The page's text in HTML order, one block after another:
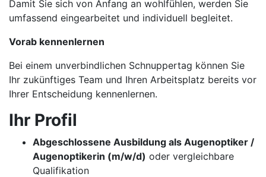
Damit Sie sich von Anfang an wohlfühlen, werden Sie
umfassend eingearbeitet und individuell begleitet.
Vorab kennenlernen
Bei einem unverbindlichen Schnuppertag können Sie
Ihr zukünftiges Team und Ihren Arbeitsplatz bereits vor
Ihrer Entscheidung kennenlernen.
Ihr Profil
Abgeschlossene Ausbildung als Augenoptiker /
Augenoptikerin (m/w/d) oder vergleichbare
Qualifikation